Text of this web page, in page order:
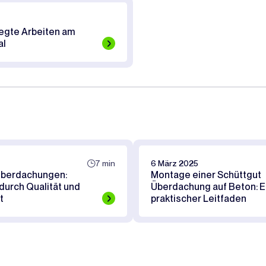
Arbeiten am
7 min
Qualität und
6 März 2025
Montage einer Schüttgut
Überdachung auf Beton:
praktischer Leitfaden